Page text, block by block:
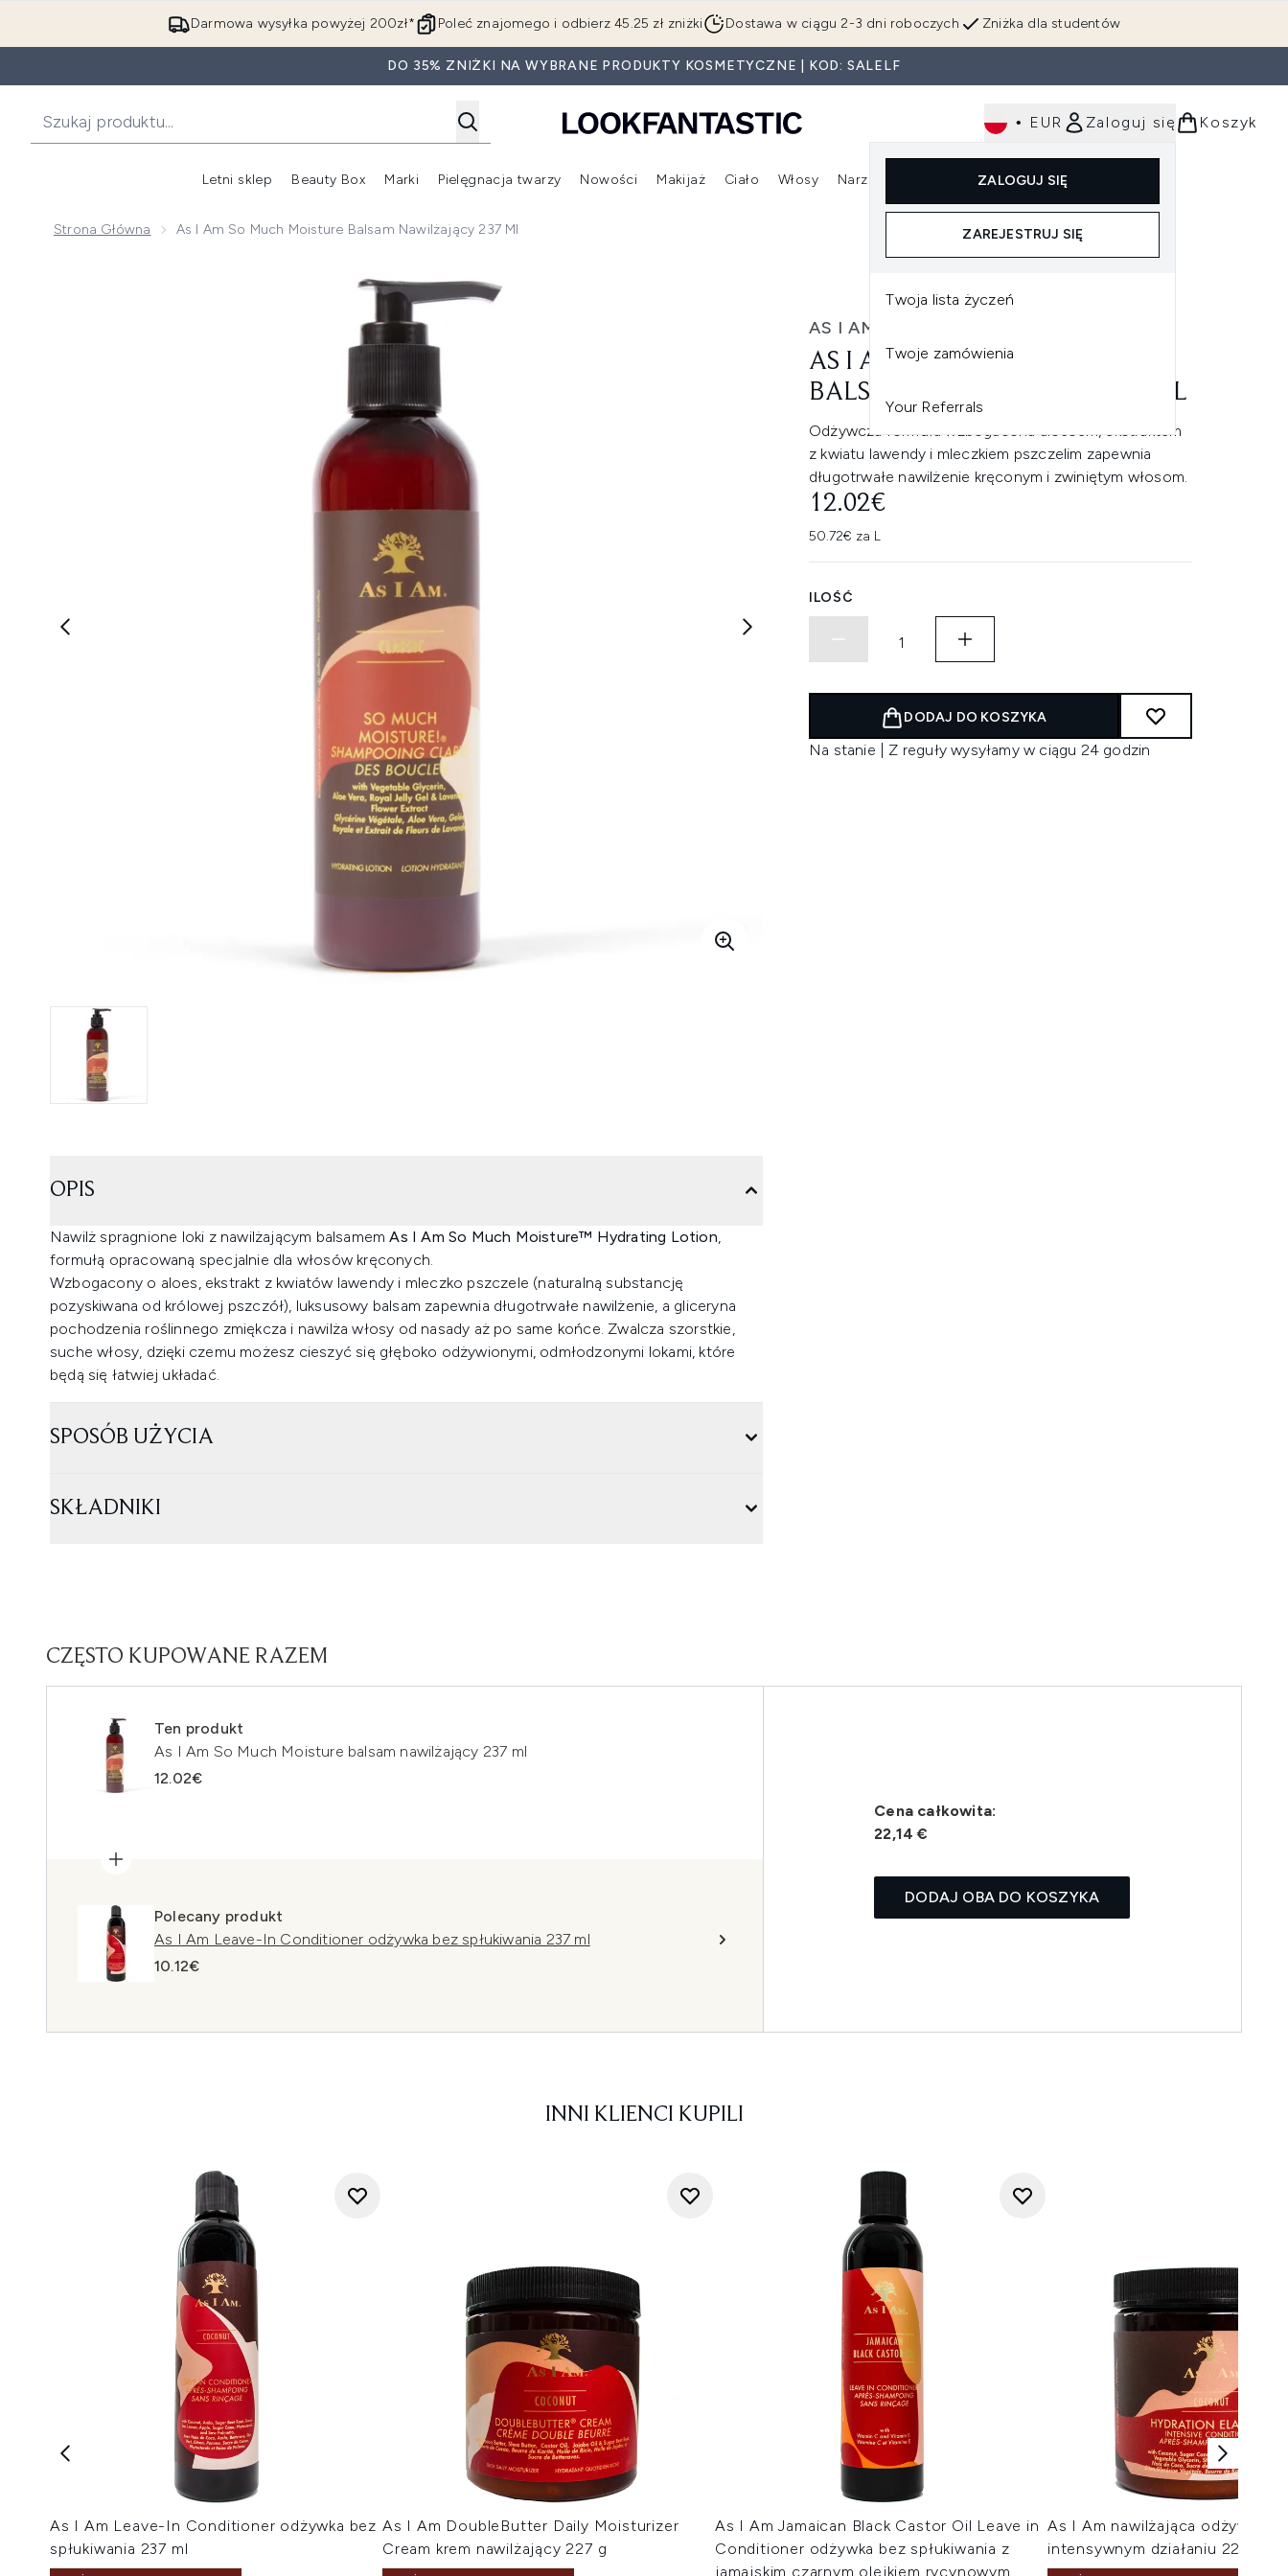
Przejdź do głównej treści
Darmowa wysyłka powyżej 200zł* Zniżka dla studentów
Poleć znajomego i odbierz 45.25 zł zniżki Dostawa w ciągu 2-3 dni roboczych
DO 35% ZNIŻKI NA WYBRANE PRODUKTY KOSMETYCZNE | KOD: SALELF
• EUR Zaloguj się
ZALOGUJ SIĘ
ZAREJESTRUJ SIĘ
Twoja lista życzeń
Twoje zamówienia
Your Referrals
Koszyk
Letni sklep Beauty Box
Wejdź do podmenu (Beauty Box)
Marki
Wejdź do podmenu (Marki)
Pielęgnacja twarzy
Wejdź do podmenu (Pielęgnacja twarzy)
Nowości
Wejdź do podmenu (Nowości)
Makijaż
Wejdź do podmenu (Makijaż)
Ciało Włosy
Wejdź do podmenu (Włosy)
Narzędzia
Wejdź do podmenu (Narzędzia)
Dla mężczyzn
Strona Główna As I Am So Much Moisture Balsam Nawilżający 237 Ml
Now showing image 1 As I Am So Much Moisture balsam nawilżający 237 ml
AS I AM
AS I AM SO MUCH MOISTURE
BALSAM NAWILŻAJĄCY 237 ML
Odżywcza formuła wzbogacona aloesem, ekstraktem
z kwiatu lawendy i mleczkiem pszczelim zapewnia
długotrwałe nawilżenie kręconym i zwiniętym włosom.
12.02€
50.72€ za L
ILOŚĆ
DODAJ DO KOSZYKA
Na stanie | Z reguły wysyłamy w ciągu 24 godzin
OPIS
Nawilż spragnione loki z nawilżającym balsamemAs I Am So Much Moisture™ Hydrating Lotion,
formułą opracowaną specjalnie dla włosów kręconych.
Wzbogacony o aloes, ekstrakt z kwiatów lawendy i mleczko pszczele (naturalną substancję
pozyskiwana od królowej pszczół), luksusowy balsam zapewnia długotrwałe nawilżenie, a gliceryna
pochodzenia roślinnego zmiękcza i nawilża włosy od nasady aż po same końce. Zwalcza szorstkie,
suche włosy, dzięki czemu możesz cieszyć się głęboko odżywionymi, odmłodzonymi lokami, które
będą się łatwiej układać.
SPOSÓB UŻYCIA
SKŁADNIKI
CZĘSTO KUPOWANE RAZEM
Ten produkt
As I Am So Much Moisture balsam nawilżający 237 ml
12.02€
Polecany produkt
As I Am Leave-In Conditioner odżywka bez spłukiwania 237 ml
10.12€
Cena całkowita:
22,14 €
DODAJ OBA DO KOSZYKA
INNI KLIENCI KUPILI
As I Am Leave-In Conditioner odżywka bez
spłukiwania 237 ml
As I Am DoubleButter Daily Moisturizer
Cream krem nawilżający 227 g
As I Am Jamaican Black Castor Oil Leave in
Conditioner odżywka bez spłukiwania z
jamajskim czarnym olejkiem rycynowym
As I Am nawilżająca odżywka
intensywnym działaniu 227 g